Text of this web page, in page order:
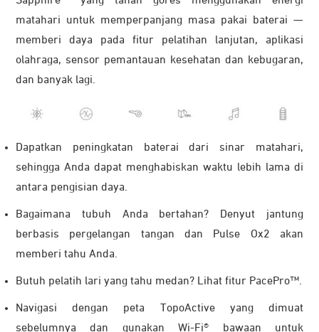
matahari untuk memperpanjang masa pakai baterai —
memberi daya pada fitur pelatihan lanjutan, aplikasi
olahraga, sensor pemantauan kesehatan dan kebugaran,
dan banyak lagi.
Dapatkan peningkatan baterai dari sinar matahari,
sehingga Anda dapat menghabiskan waktu lebih lama di
antara pengisian daya.
Bagaimana tubuh Anda bertahan? Denyut jantung
berbasis pergelangan tangan dan Pulse Ox2 akan
memberi tahu Anda.
Butuh pelatih lari yang tahu medan? Lihat fitur PacePro™.
Navigasi dengan peta TopoActive yang dimuat
sebelumnya dan gunakan Wi-Fi® bawaan untuk